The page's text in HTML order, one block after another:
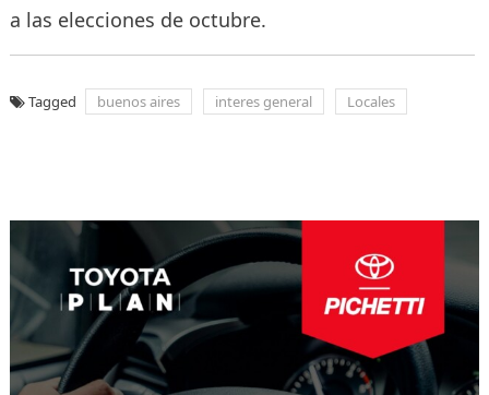
a las elecciones de octubre.
Tagged buenos aires interes general Locales
entradas